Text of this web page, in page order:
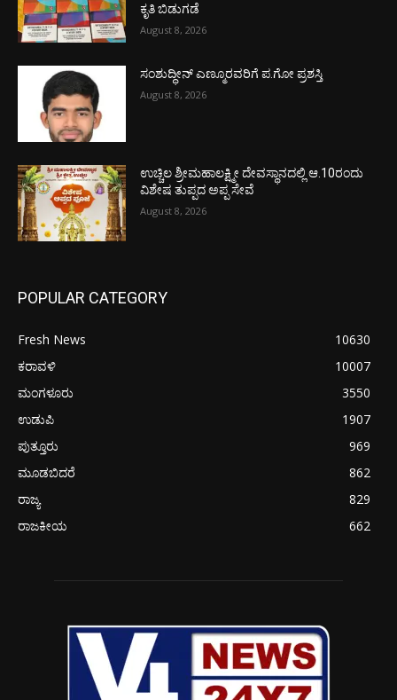
ಕೃತಿ ಬಿಡುಗಡೆ
August 8, 2026
ಸಂಶುದ್ಧೀನ್ ಎಣ್ಮೂರವರಿಗೆ ಪ.ಗೋ ಪ್ರಶಸ್ತಿ
August 8, 2026
ಉಚ್ಚಿಲ ಶ್ರೀಮಹಾಲಕ್ಷ್ಮೀ ದೇವಸ್ಥಾನದಲ್ಲಿ ಆ.10ರಂದು
ವಿಶೇಷ ತುಪ್ಪದ ಅಪ್ಪ ಸೇವೆ
August 8, 2026
POPULAR CATEGORY
Fresh News
10630
ಕರಾವಳಿ
10007
ಮಂಗಳೂರು
3550
ಉಡುಪಿ
1907
ಪುತ್ತೂರು
969
ಮೂಡಬಿದರೆ
862
ರಾಜ್ಯ
829
ರಾಜಕೀಯ
662